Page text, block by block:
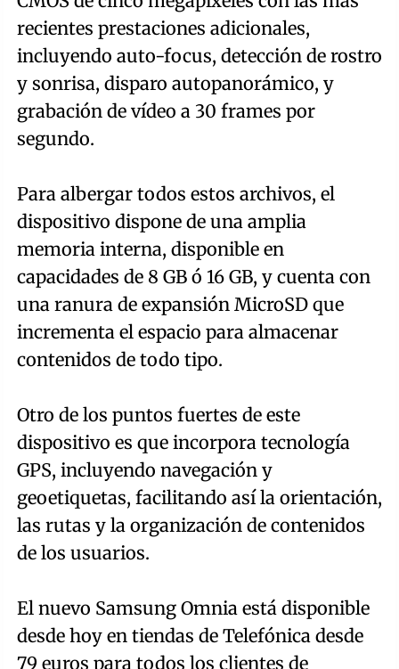
recientes prestaciones adicionales,
incluyendo auto-focus, detección de rostro
y sonrisa, disparo autopanorámico, y
grabación de vídeo a 30 frames por
segundo.
Para albergar todos estos archivos, el
dispositivo dispone de una amplia
memoria interna, disponible en
capacidades de 8 GB ó 16 GB, y cuenta con
una ranura de expansión MicroSD que
incrementa el espacio para almacenar
contenidos de todo tipo.
Otro de los puntos fuertes de este
dispositivo es que incorpora tecnología
GPS, incluyendo navegación y
geoetiquetas, facilitando así la orientación,
las rutas y la organización de contenidos
de los usuarios.
El nuevo Samsung Omnia está disponible
desde hoy en tiendas de Telefónica desde
79 euros para todos los clientes de